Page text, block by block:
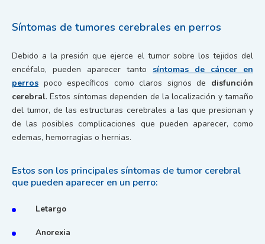
Síntomas de tumores cerebrales en perros
Debido a la presión que ejerce el tumor sobre los tejidos del
encéfalo, pueden aparecer tanto síntomas de cáncer en
perros poco específicos como claros signos de disfunción
cerebral. Estos síntomas dependen de la localización y tamaño
del tumor, de las estructuras cerebrales a las que presionan y
de las posibles complicaciones que pueden aparecer, como
edemas, hemorragias o hernias.
Estos son los principales síntomas de tumor cerebral
que pueden aparecer en un perro:
Letargo
Anorexia